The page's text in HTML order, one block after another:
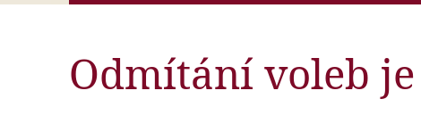
Odmítání voleb